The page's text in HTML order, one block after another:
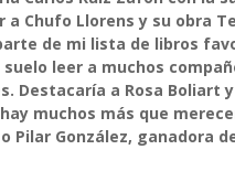
Chufo Llorens y su obra
de mi lista de libros
leer a muchos
Destacaría a Rosa Boliart
muchos más que
Pilar González, ganadora